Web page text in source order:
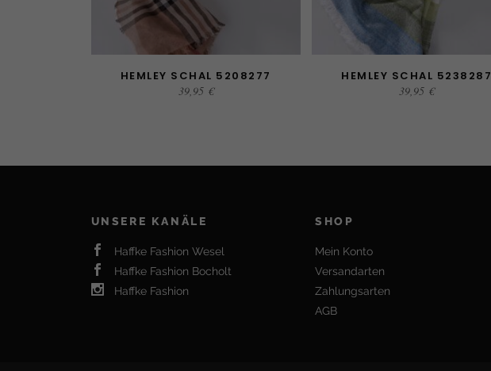
AUSFÜHRUNG WÄHLEN
HEMLEY SCHAL 5208277
39,95 €
AUSFÜHRUNG WÄHLEN
HEMLEY SCHAL 5238287
39,95 €
UNSERE KANÄLE
Haffke Fashion Wesel
Haffke Fashion Bocholt
Haffke Fashion
SHOP
Mein Konto
Versandarten
Zahlungsarten
AGB